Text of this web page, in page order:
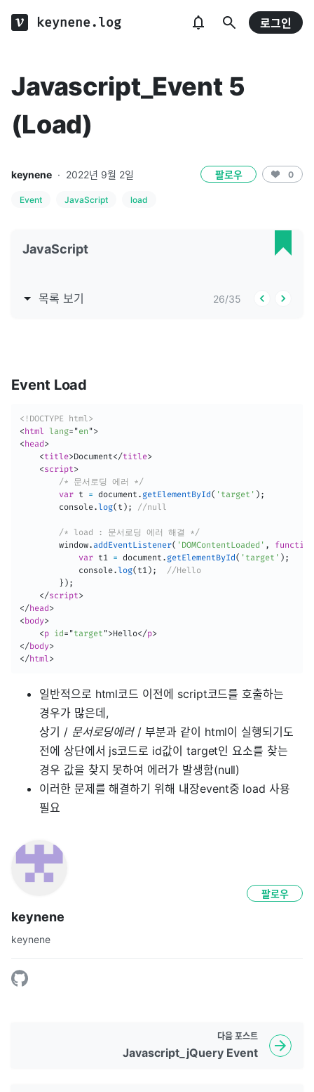
keynene.log 로그인
Javascript_Event 5
(Load)
keynene · 2022년 9월 2일 팔로우 0
Event JavaScript load
JavaScript
목록 보기 26/35
Event Load
<!DOCTYPE html>
< html lang= "en ">
< head >
<title>Document</title>
<script>
/* 문서로딩 에러 */
var t = document . getElementById ( 'target' ) ;
        console
.log( t ) ; //null
/* load : 문서로딩 에러 해결 */
        window
.addEventListener( 'DOMContentLoaded' ,
function
var t1 = document . getElementById ( 'target' ) ;
            console
.log( t1 ) ;
//Hello
} ) ;
</script>
</head >
< body>
<p id = "target ">Hello</p>
</body>
</html>
일반적으로 html코드 이전에 script코드를 호출하는
경우가 많은데,
상기 /문서로딩에러 / 부분과 같이 html이 실행되기도
전에 상단에서 js코드로 id값이 target인 요소를 찾는
경우 값을 찾지 못하여 에러가 발생함(null)
이러한 문제를 해결하기 위해 내장event중 load 사용
필요
keynene
keynene
팔로우
다음 포스트
Javascript_jQuery Event